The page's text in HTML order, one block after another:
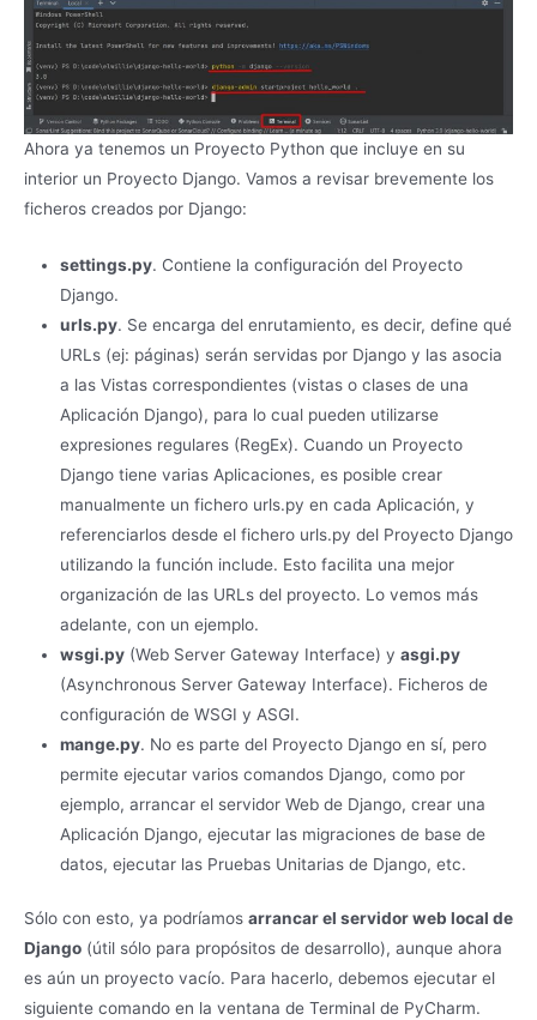
Ahora ya tenemos un Proyecto Python que incluye en su
interior un Proyecto Django. Vamos a revisar brevemente los
ficheros creados por Django:
settings.py. Contiene la configuración del Proyecto
Django.
urls.py. Se encarga del enrutamiento, es decir, define qué
URLs (ej: páginas) serán servidas por Django y las asocia
a las Vistas correspondientes (vistas o clases de una
Aplicación Django), para lo cual pueden utilizarse
expresiones regulares (RegEx). Cuando un Proyecto
Django tiene varias Aplicaciones, es posible crear
manualmente un fichero urls.py en cada Aplicación, y
referenciarlos desde el fichero urls.py del Proyecto Django
utilizando la función include. Esto facilita una mejor
organización de las URLs del proyecto. Lo vemos más
adelante, con un ejemplo.
wsgi.py (Web Server Gateway Interface) y asgi.py
(Asynchronous Server Gateway Interface). Ficheros de
configuración de WSGI y ASGI.
mange.py. No es parte del Proyecto Django en sí, pero
permite ejecutar varios comandos Django, como por
ejemplo, arrancar el servidor Web de Django, crear una
Aplicación Django, ejecutar las migraciones de base de
datos, ejecutar las Pruebas Unitarias de Django, etc.
Sólo con esto, ya podríamos arrancar el servidor web local de
Django (útil sólo para propósitos de desarrollo), aunque ahora
es aún un proyecto vacío. Para hacerlo, debemos ejecutar el
siguiente comando en la ventana de Terminal de PyCharm.